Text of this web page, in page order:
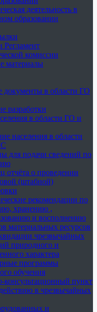
деятельность в
образовании
Регламент
комиссии
материалы
документы в области ГО
разработки
в области ГО и
населения в области
для подачи сведений по
отчёта о проведении
(штабной)
рекомендации по
хранению ,
и восполнению
материальных ресурсов
чрезвычайных
природного и
характера
программы
обучения
консультационный пункт
в чрезвычайных
и